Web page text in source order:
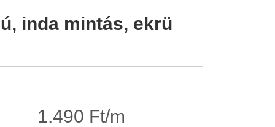
inda mintás, ekrü
1.490 Ft/m